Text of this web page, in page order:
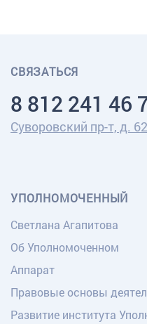
СВЯЗАТЬСЯ
8 812 241 46
Суворовский пр-т, д.
УПОЛНОМОЧЕННЫЙ
Светлана Агапитова
Об Уполномоченном
Аппарат
Правовые основы
Развитие института